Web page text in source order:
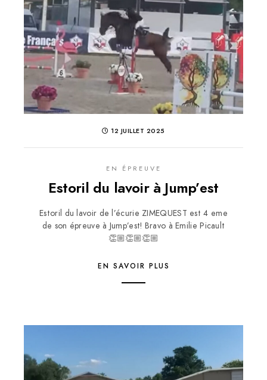
12 JUILLET 2025
EN ÉPREUVE
Estoril du lavoir à Jump’est
Estoril du lavoir de l’écurie ZIMEQUEST est 4 eme
de son épreuve à Jump’est! Bravo à Emilie Picault
👏🏼👏🏼👏🏼
EN SAVOIR PLUS